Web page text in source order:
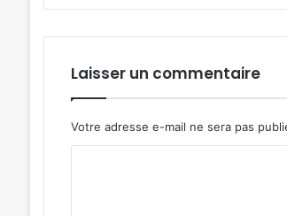
Laisser un commentaire
Votre adresse e-mail ne sera pas